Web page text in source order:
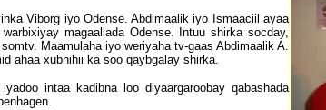
Viborg iyo Odense. Abdimaalik iyo Ismaaciil ayaa
magaallada Odense. Intuu shirka socday,
Maamulaha iyo weriyaha tv-gaas Abdimaalik A.
ahaa xubnihii ka soo qaybgalay shirka.
intaa kadibna loo diyaargaroobay qabashada